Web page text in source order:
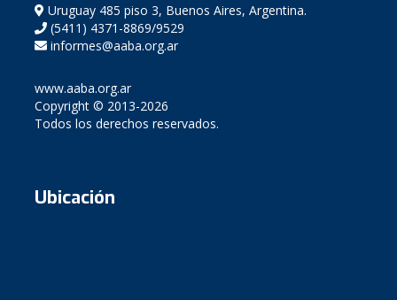
Uruguay 485 piso 3, Buenos Aires, Argentina.
(5411) 4371-8869/9529
informes@aaba.org.ar
www.aaba.org.ar
Copyright © 2013-2026
Todos los derechos reservados.
Ubicación